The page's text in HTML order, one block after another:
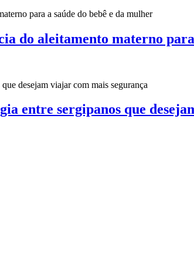
do aleitamento materno
entre sergipanos que